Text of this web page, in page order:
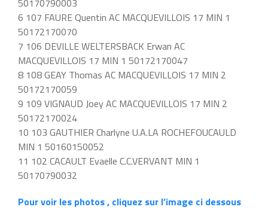
6 107 FAURE Quentin AC MACQUEVILLOIS 17 MIN 1
50172170070
7 106 DEVILLE WELTERSBACK Erwan AC
MACQUEVILLOIS 17 MIN 1 50172170047
8 108 GEAY Thomas AC MACQUEVILLOIS 17 MIN 2
50172170059
9 109 VIGNAUD Joey AC MACQUEVILLOIS 17 MIN 2
50172170024
10 103 GAUTHIER Charlyne U.A.LA ROCHEFOUCAULD
MIN 1 50160150052
11 102 CACAULT Evaelle C.C.VERVANT MIN 1
50170790032
Pour voir les photos , cliquez sur l’image ci dessous